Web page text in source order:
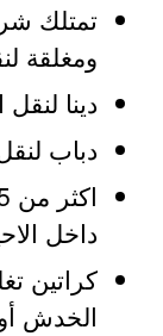
ومغلقة
دينا لنقل
دباب لنقل
داخل
كراتين
الخدش أو